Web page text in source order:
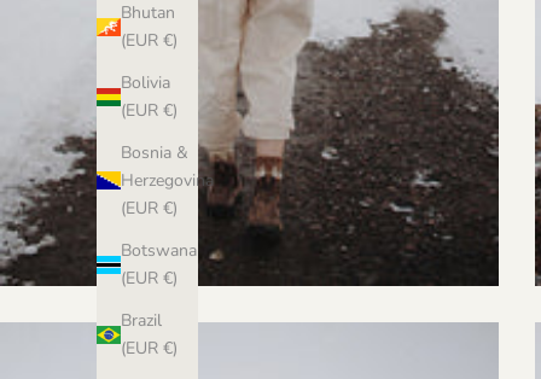
Bhutan
(EUR €)
Bolivia
(EUR €)
Bosnia &
Herzegovina
(EUR €)
Botswana
(EUR €)
Brazil
(EUR €)